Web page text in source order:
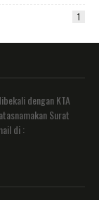
1
dengan KTA
Surat
di :